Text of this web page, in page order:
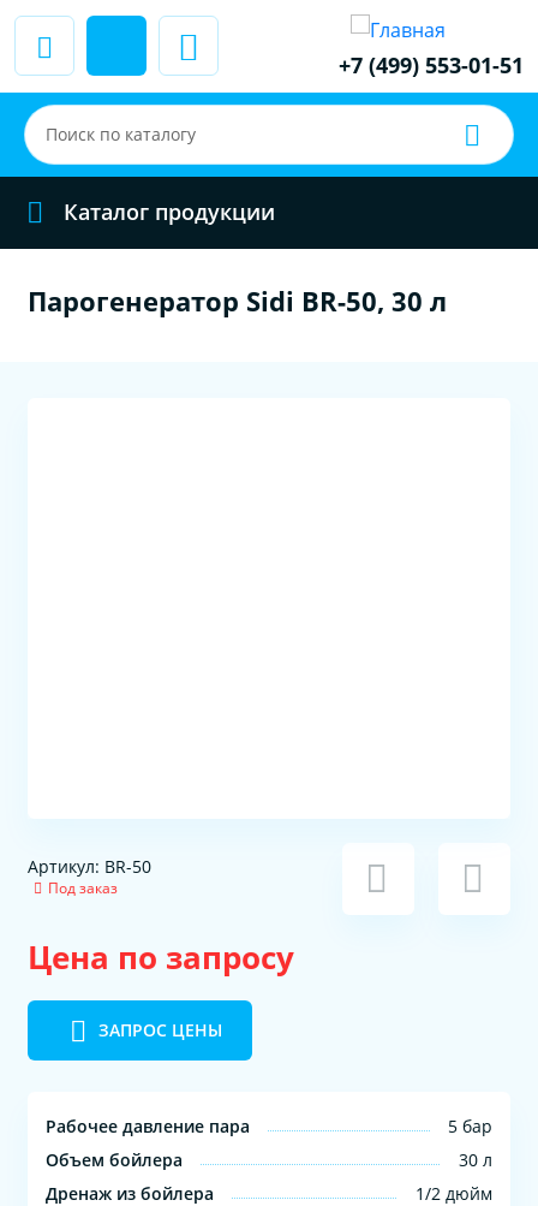
+7 (499) 553-01-51
Каталог продукции
Парогенератор Sidi BR-50, 30 л
Артикул: BR-50
Под заказ
Цена по запросу
ЗАПРОС ЦЕНЫ
Рабочее давление пара
5 бар
Объем бойлера
30 л
Дренаж из бойлера
1/2 дюйм